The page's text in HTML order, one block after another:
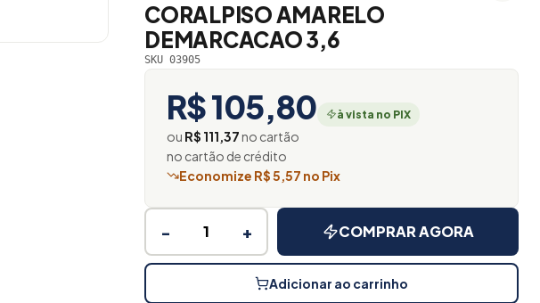
CORALPISO AMARELO
DEMARCACAO 3,6
SKU 03905
R$ 105,80 à vista no PIX
ou R$ 111,37no cartão
no cartão de crédito
Economize R$ 5,57 no Pix
− + COMPRAR AGORA
Adicionar ao carrinho